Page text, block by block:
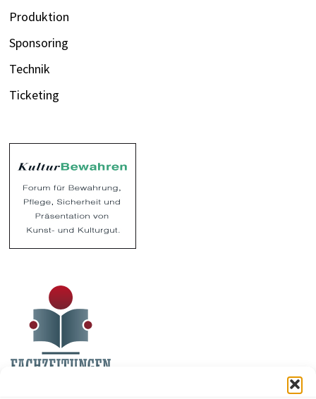
Produktion
Sponsoring
Technik
Ticketing